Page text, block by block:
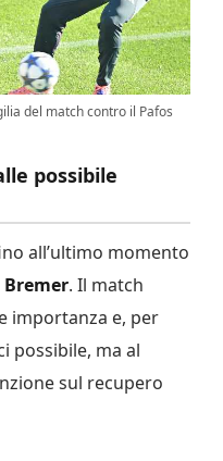
del match contro il Pafos
possibile
all’ultimo momento
Bremer. Il match
importanza e, per
possibile, ma al
sul recupero